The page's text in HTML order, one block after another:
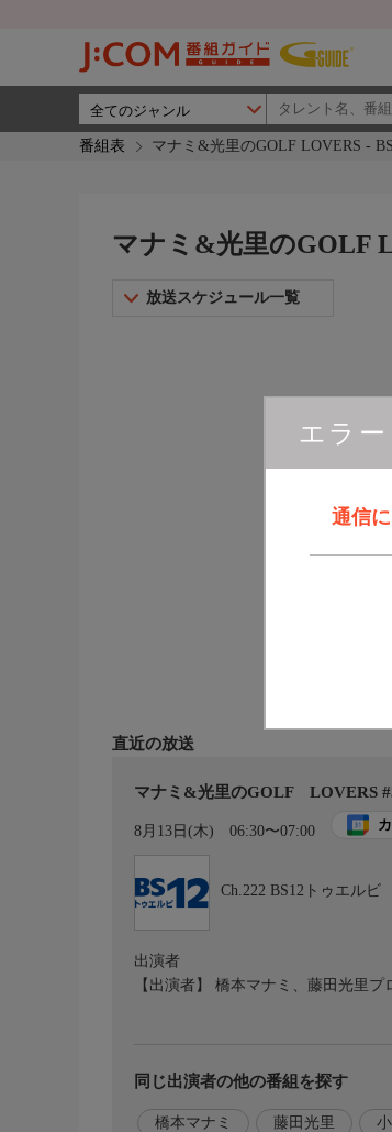
番組表 マナミ&光里のGOLF LOVERS -
エラー
通信
マナミ&光里のGOLF
放送スケジュール一覧
直近の放送
マナミ&光里のGOLF LOVERS
8月13日(木) 06:30〜07:00
Ch.222 BS12トゥエルビ
出演者
【出演者】 橋本マナミ、藤田光里プ
同じ出演者の他の番組を探す
橋本マナミ 藤田光里